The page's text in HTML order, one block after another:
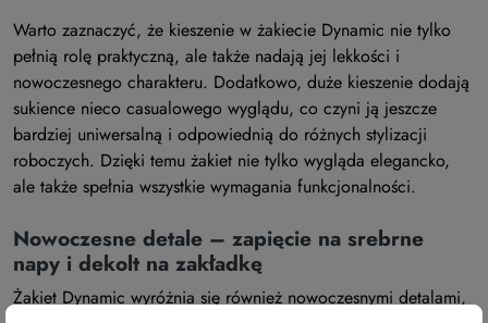
Warto zaznaczyć, że kieszenie w żakiecie Dynamic nie tylko
pełnią rolę praktyczną, ale także nadają jej lekkości i
nowoczesnego charakteru. Dodatkowo, duże kieszenie dodają
sukience nieco casualowego wyglądu, co czyni ją jeszcze
bardziej uniwersalną i odpowiednią do różnych stylizacji
roboczych. Dzięki temu żakiet nie tylko wygląda elegancko,
ale także spełnia wszystkie wymagania funkcjonalności.
Nowoczesne detale – zapięcie na srebrne
napy i dekolt na zakładkę
Żakiet Dynamic wyróżnia się również nowoczesnymi detalami,